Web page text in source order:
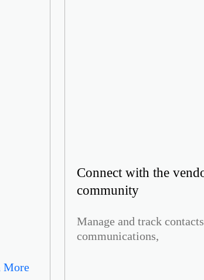
More
Connect with the
community
Manage and track
communications,